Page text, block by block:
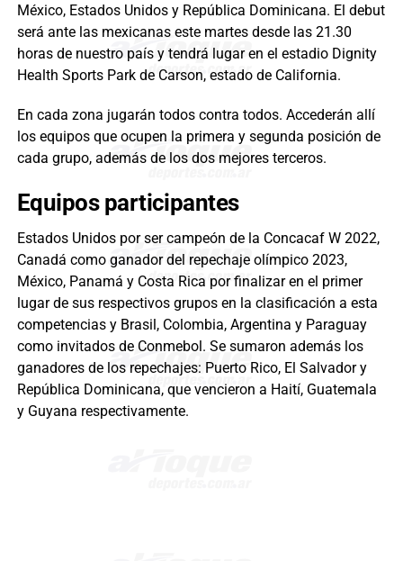
México, Estados Unidos y República Dominicana. El debut
será ante las mexicanas este martes desde las 21.30
horas de nuestro país y tendrá lugar en el estadio Dignity
Health Sports Park de Carson, estado de California.
En cada zona jugarán todos contra todos. Accederán allí
los equipos que ocupen la primera y segunda posición de
cada grupo, además de los dos mejores terceros.
Equipos participantes
Estados Unidos por ser campeón de la Concacaf W 2022,
Canadá como ganador del repechaje olímpico 2023,
México, Panamá y Costa Rica por finalizar en el primer
lugar de sus respectivos grupos en la clasificación a esta
competencias y Brasil, Colombia, Argentina y Paraguay
como invitados de Conmebol. Se sumaron además los
ganadores de los repechajes: Puerto Rico, El Salvador y
República Dominicana, que vencieron a Haití, Guatemala
y Guyana respectivamente.